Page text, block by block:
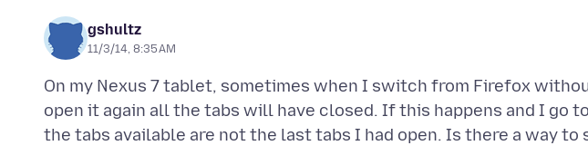
gshultz
11/3/14, 8:35 AM
On my Nexus 7 tablet, sometimes when I switch from Firefox
open it again all the tabs will have closed. If this happens and I go